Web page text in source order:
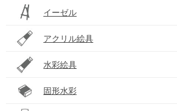
イーゼル
アクリル絵具
水彩絵具
固形水彩